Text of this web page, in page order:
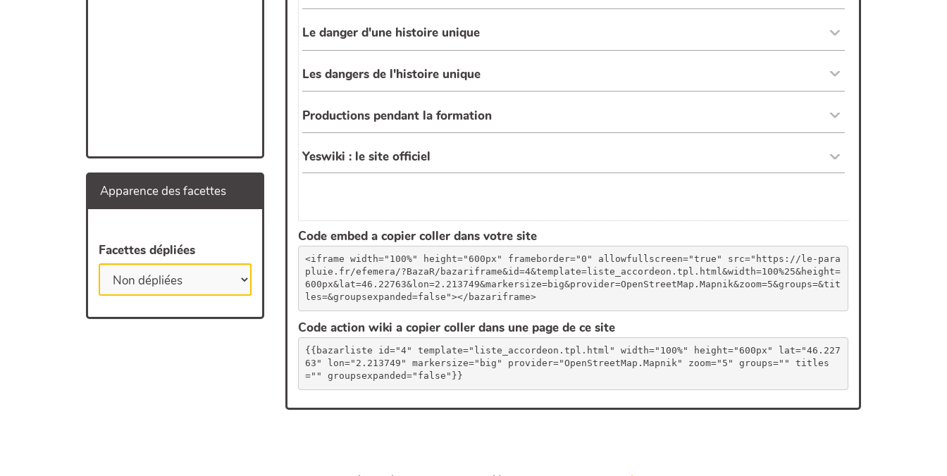
Apparence des facettes
Facettes dépliées
Code embed a copier coller dans votre site
<iframe width="100%" height="600px" frameborder="0" allowfullscreen="true" src="https://le-para
pluie.fr/efemera/?BazaR/bazariframe&id=4&template=liste_accordeon.tpl.html&width=100%25&height=
600px&lat=46.22763&lon=2.213749&markersize=big&provider=OpenStreetMap.Mapnik&zoom=5&groups=&tit
les=&groupsexpanded=false"></bazariframe>
Code action wiki a copier coller dans une page de ce site
{{bazarliste id="4" template="liste_accordeon.tpl.html" width="100%" height="600px" lat="46.227
63" lon="2.213749" markersize="big" provider="OpenStreetMap.Mapnik" zoom="5" groups="" titles
="" groupsexpanded="false"}}